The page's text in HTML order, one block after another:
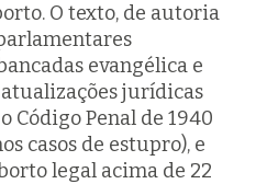
O texto, de autoria
evangélica e
jurídicas
Código Penal de 1940
casos de estupro), e
legal acima de 22